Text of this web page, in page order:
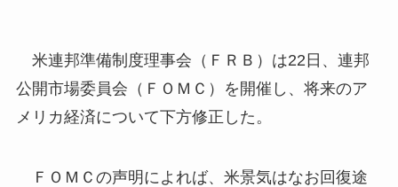
米連邦準備制度理事会（ＦＲＢ）は22日、連邦
公開市場委員会（ＦＯＭＣ）を開催し、将来のア
メリカ経済について下方修正した。
ＦＯＭＣの声明によれば、米景気はなお回復途